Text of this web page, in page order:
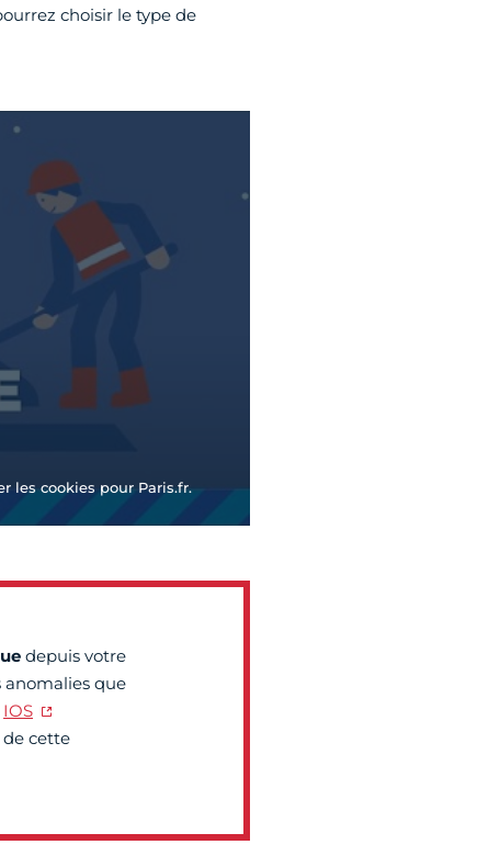
choisir le type de
les cookies pour Paris.fr.
depuis votre
que
IOS
cette